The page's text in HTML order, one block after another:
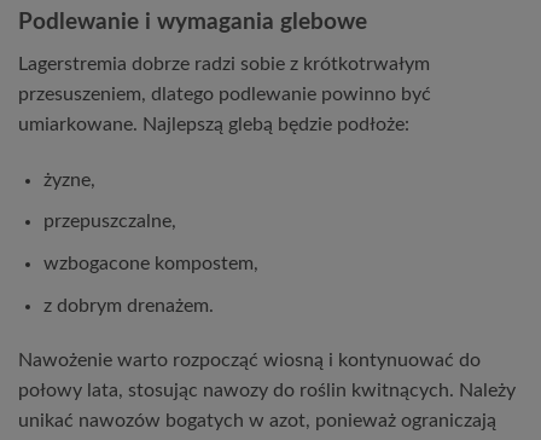
Podlewanie i wymagania glebowe
Lagerstremia dobrze radzi sobie z krótkotrwałym
przesuszeniem, dlatego podlewanie powinno być
umiarkowane. Najlepszą glebą będzie podłoże:
żyzne,
przepuszczalne,
wzbogacone kompostem,
z dobrym drenażem.
Nawożenie warto rozpocząć wiosną i kontynuować do
połowy lata, stosując nawozy do roślin kwitnących. Należy
unikać nawozów bogatych w azot, ponieważ ograniczają